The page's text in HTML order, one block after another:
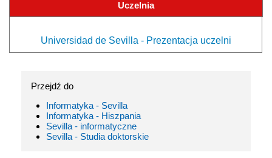
Uczelnia
Universidad de Sevilla - Prezentacja uczelni
Przejdź do
Informatyka - Sevilla
Informatyka - Hiszpania
Sevilla - informatyczne
Sevilla - Studia doktorskie